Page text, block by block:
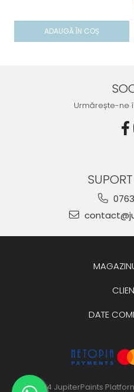
ADAUGĂ ÎN COȘ
Urmărește-ne
DATE
©2024 JupiterPaints